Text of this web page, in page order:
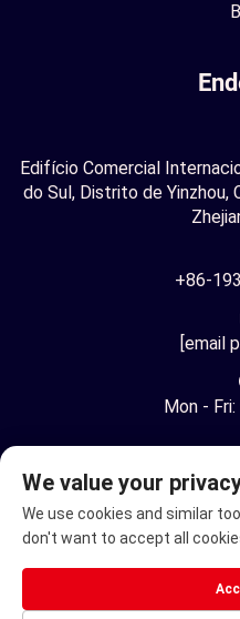
Edifício Comercial
do Sul, Distrito de Yinzhou,
+86-
[email
Mon -
Co., Ltd. Todos os
We value your
We use cookies and similar
don't want to accept all